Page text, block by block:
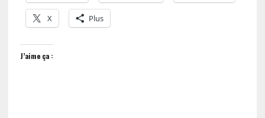
X Plus
J’aime ça :